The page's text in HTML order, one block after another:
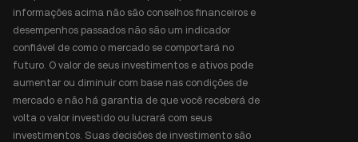
informações acima não são conselhos financeiros e
desempenhos passados não são um indicador
confiável de como o mercado se comportará no
futuro. O valor de seus investimentos e ativos pode
aumentar ou diminuir com base nas condições de
mercado e não há garantia de que você receberá de
volta o valor investido ou lucrará com seus
investimentos. Suas decisões de investimento são